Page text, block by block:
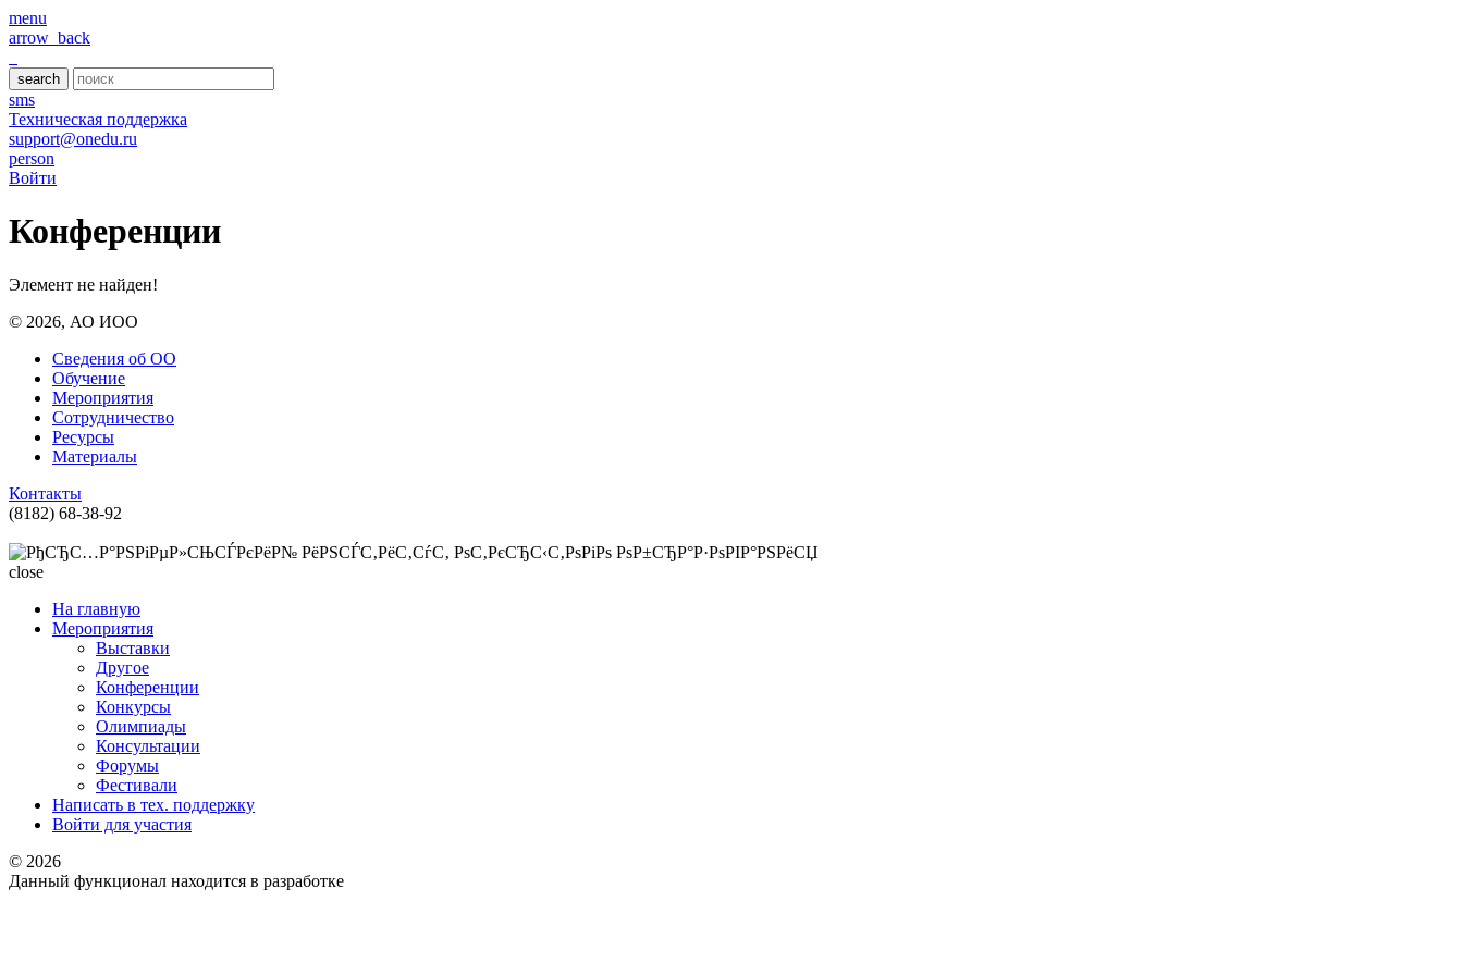
menu
arrow_back
search
sms
Техническая поддержка
support@onedu.ru
person
Войти
Конференции
Элемент не найден!
© 2026, АО ИОО
Сведения об ОО
Обучение
Мероприятия
Сотрудничество
Ресурсы
Материалы
Контакты
(8182) 68-38-92
close
На главную
Мероприятия
Выставки
Другое
Конференции
Конкурсы
Олимпиады
Консультации
Форумы
Фестивали
Написать в тех. поддержку
Войти для участия
© 2026
Данный функционал находится в разработке